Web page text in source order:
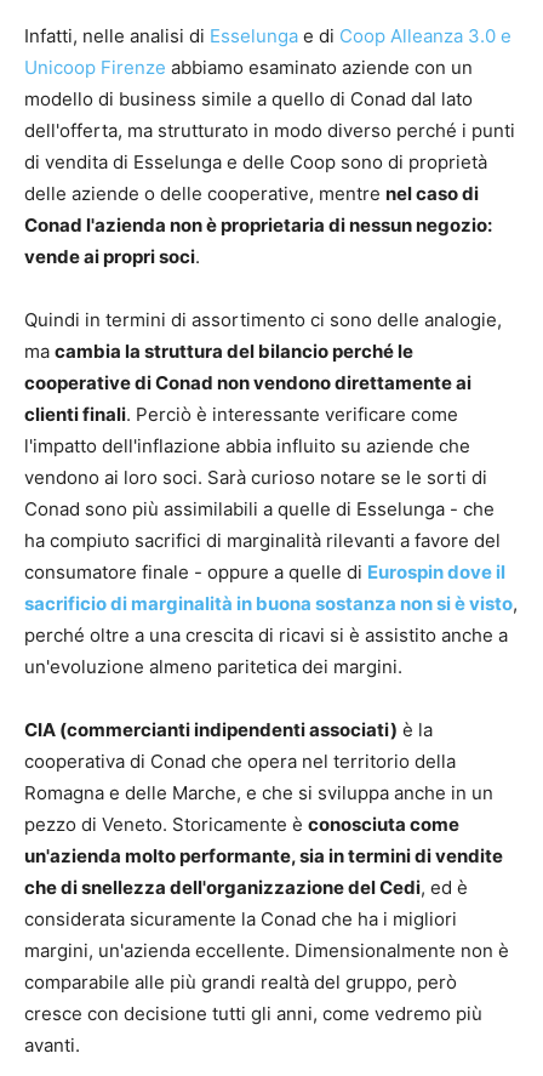
Infatti, nelle analisi di Esselunga e di Coop Alleanza 3.0 e
Unicoop Firenze abbiamo esaminato aziende con un
modello di business simile a quello di Conad dal lato
dell'offerta, ma strutturato in modo diverso perché i punti
di vendita di Esselunga e delle Coop sono di proprietà
delle aziende o delle cooperative, mentre nel caso di
Conad l'azienda non è proprietaria di nessun negozio:
vende ai propri soci.
Quindi in termini di assortimento ci sono delle analogie,
ma cambia la struttura del bilancio perché le
cooperative di Conad non vendono direttamente ai
clienti finali. Perciò è interessante verificare come
l'impatto dell'inflazione abbia influito su aziende che
vendono ai loro soci. Sarà curioso notare se le sorti di
Conad sono più assimilabili a quelle di Esselunga - che
ha compiuto sacrifici di marginalità rilevanti a favore del
consumatore finale - oppure a quelle di Eurospin dove il
sacrificio di marginalità in buona sostanza non si è visto,
perché oltre a una crescita di ricavi si è assistito anche a
un'evoluzione almeno paritetica dei margini.
CIA (commercianti indipendenti associati) è la
cooperativa di Conad che opera nel territorio della
Romagna e delle Marche, e che si sviluppa anche in un
pezzo di Veneto. Storicamente è conosciuta come
un'azienda molto performante, sia in termini di vendite
che di snellezza dell'organizzazione del Cedi, ed è
considerata sicuramente la Conad che ha i migliori
margini, un'azienda eccellente. Dimensionalmente non è
comparabile alle più grandi realtà del gruppo, però
cresce con decisione tutti gli anni, come vedremo più
avanti.